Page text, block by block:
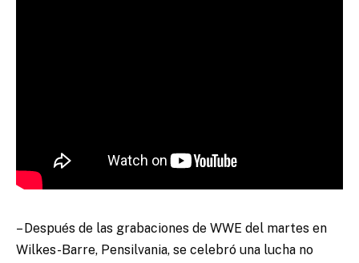
– Después de las grabaciones de WWE del martes en
Wilkes-Barre, Pensilvania, se celebró una lucha no